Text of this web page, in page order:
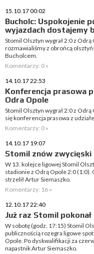
15.10.17 00:02
Bucholc: Uspokojenie
wyjazdach dostajemy
Stomil Olsztyn wygrał 2:0 z Odrą
rozmawialiśmy z obrońcą
Bucholcem.
Komentarzy: 0 »
14.10.17 22:53
Konferencja prasowa
Odra Opole
Stomil Olsztyn wygrał 2:0 z Odrą
się konferencja prasowa z
Komentarzy: 0 »
14.10.17 19:07
Stomil znów zwycięski
W 13. kolejce ligowej Stomil
stadionie z Odrą Opole 2:0 (1:0).
strzelił Artur Siemaszko.
Komentarzy: 16 »
12.10.17 22:40
Już raz Stomil
W sobotę (godz. 17:15) Stomil
publicznością rozegra ligowe
Opole. Po dyskwalifikacji za
napastnik Artur Siemaszko.